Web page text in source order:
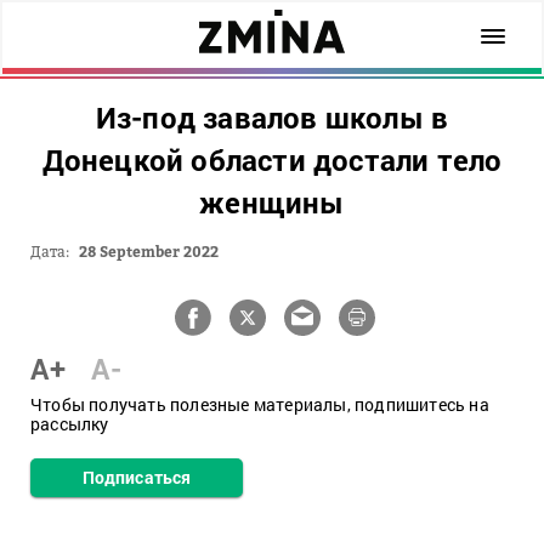
Из-под завалов школы в
Донецкой области достали тело
женщины
Дата: 28 September 2022
A+ A-
Чтобы получать полезные материалы, подпишитесь на
рассылку
Подписаться